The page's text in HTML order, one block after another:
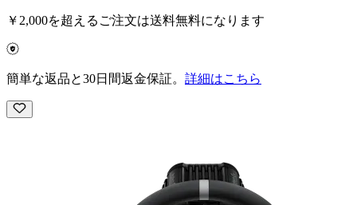
￥2,000を超えるご注文は送料無料になります
簡単な返品と30日間返金保証。 詳細はこちら